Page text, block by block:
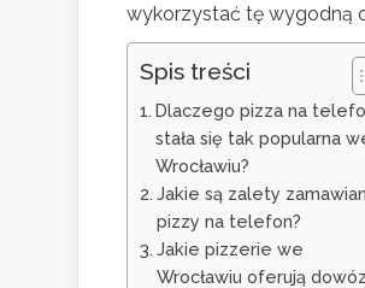
wykorzystać tę wygodną
Spis treści
Dlaczego pizza na
stała się tak popularna
Wrocławiu?
Jakie są zalety
pizzy na telefon?
Jakie pizzerie we
Wrocławiu oferują dowóz